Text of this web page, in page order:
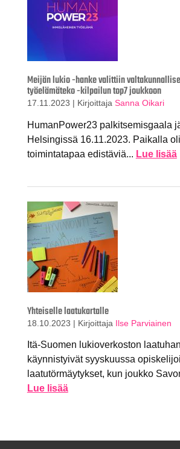
Meijän lukio -hanke valittiin
työelämäteko -kilpailun top7 joukkoon
17.11.2023 | Kirjoittaja Sanna Oikari
HumanPower23 palkitsemisgaala
Helsingissä 16.11.2023. Paikalla
toimintatapaa edistäviä... Lue lisää
Yhteiselle laatukartalle
18.10.2023 | Kirjoittaja Ilse Parviainen
Itä-Suomen lukioverkoston
käynnistyivät syyskuussa
laatutörmäytykset, kun joukko
Lue lisää